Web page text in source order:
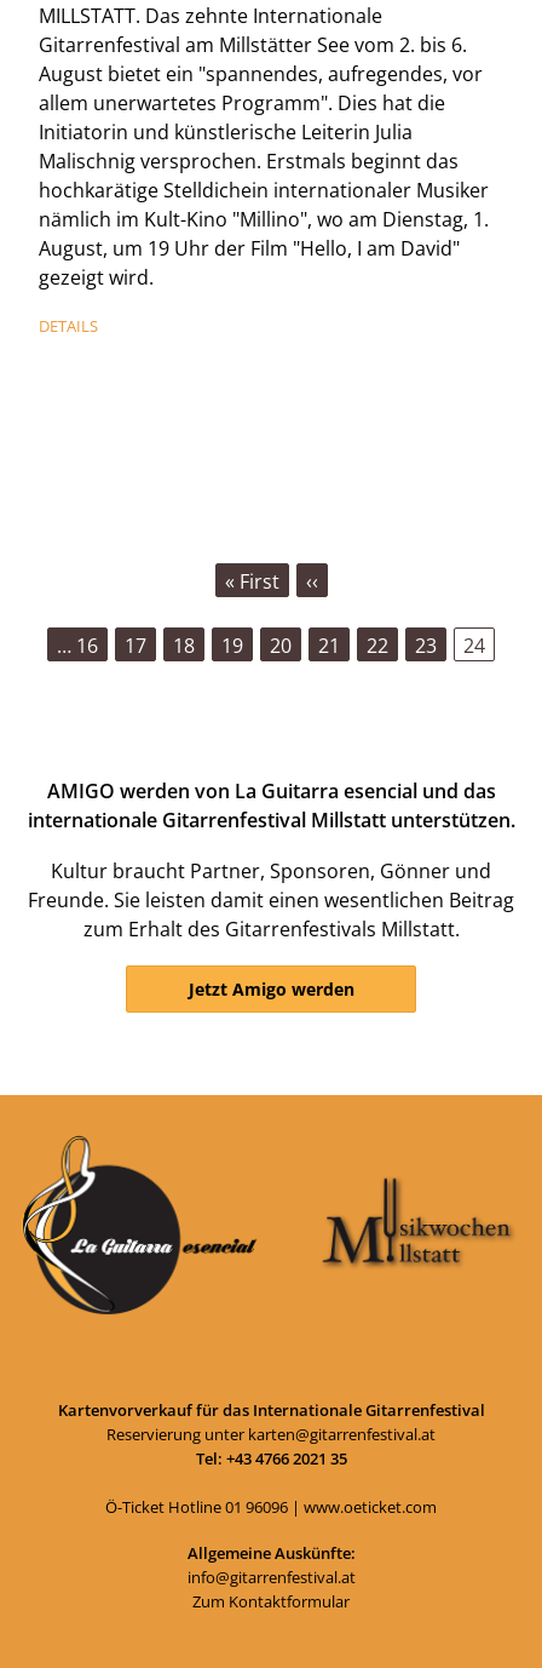
MILLSTATT. Das zehnte Internationale
Gitarrenfestival am Millstätter See vom 2. bis 6.
August bietet ein "spannendes, aufregendes, vor
allem unerwartetes Programm". Dies hat die
Initiatorin und künstlerische Leiterin Julia
Malischnig versprochen. Erstmals beginnt das
hochkarätige Stelldichein internationaler Musiker
nämlich im Kult-Kino "Millino", wo am Dienstag, 1.
August, um 19 Uhr der Film "Hello, I am David"
gezeigt wird.
DETAILS
First
« First
Vorherige
‹‹
Seite
… 16 Seite
17 Seite
18 Seite
19 Seite
20 Seite
21 Seite
22 Seite
23
Aktuelle
24
AMIGO werden von La Guitarra esencial und das
internationale Gitarrenfestival Millstatt unterstützen.
Kultur braucht Partner, Sponsoren, Gönner und
Freunde. Sie leisten damit einen wesentlichen Beitrag
zum Erhalt des Gitarrenfestivals Millstatt.
Jetzt Amigo werden
Kartenvorverkauf für das Internationale Gitarrenfestival
Reservierung unter karten@gitarrenfestival.at
Tel: +43 4766 2021 35
Ö-Ticket Hotline01 96096 | www.oeticket.com
Allgemeine Auskünfte:
info@gitarrenfestival.at
Zum Kontaktformular